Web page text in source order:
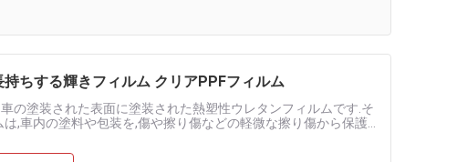
ちする輝きフィルム クリアPPFフィルム
の塗装された表面に塗装された熱塑性ウレタンフィルムです.そ
,車内の塗料や包装を,傷や擦り傷などの軽微な擦り傷から保護